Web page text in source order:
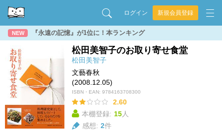
ログイン 新規会員登録
NEW 『永遠の記憶』が1位に！本ランキング
松田美智子のお取り寄せ食堂
松田美智子
文藝春秋
(2008.12.05)
ISBN・EAN: 9784163708300
2.60
本棚登録: 15人
感想: 2件